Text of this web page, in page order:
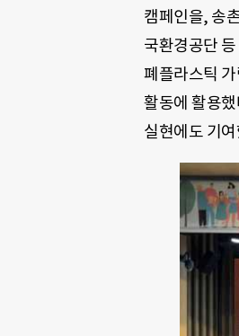
캠페인을, 송
국환경공단
폐플라스틱
활동에 활용
실현에도 기